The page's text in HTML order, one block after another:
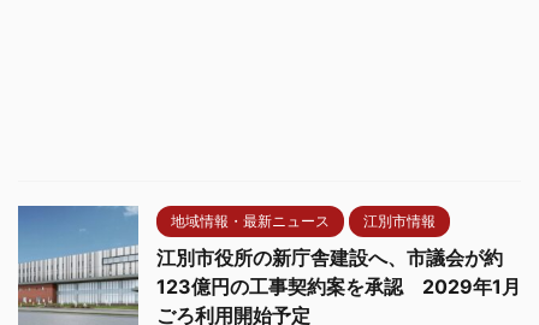
地域情報・最新ニュース 江別市情報
江別市役所の新庁舎建設へ、市議会が約
123億円の工事契約案を承認 2029年1月
ごろ利用開始予定